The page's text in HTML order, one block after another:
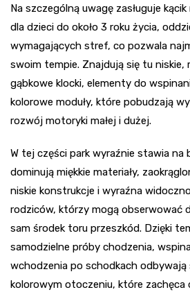
Na szczególną uwagę zasługuje
dla dzieci do około 3 roku życia,
wymagających stref, co pozwala
swoim tempie. Znajdują się tu niskie,
gąbkowe klocki, elementy do
kolorowe moduły, które pobudzają
rozwój motoryki małej i dużej.
W tej części park wyraźnie stawia na
dominują miękkie materiały,
niskie konstrukcje i wyraźna
rodziców, którzy mogą obserwować
sam środek toru przeszkód. Dzięki
samodzielne próby chodzenia,
wchodzenia po schodkach odbywają
kolorowym otoczeniu, które zachęca